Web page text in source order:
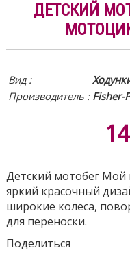
ДЕТСКИЙ
Вид :
Производитель : Fisher-
Детский мотобег
яркий красочный
широкие колеса,
для переноски.
Поделиться